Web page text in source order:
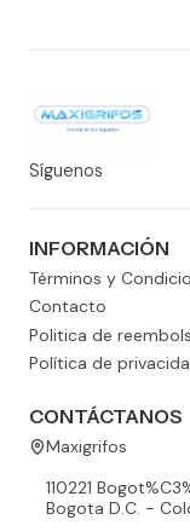
Síguenos
INFORMACIÓN
Términos y
Contacto
Politica de
Política de
CONTÁCTANOS
Maxigrifos
110221
Bogota D.C. -